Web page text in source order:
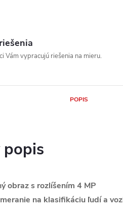
Vám vypracujú riešenia na mieru.
POPIS
obraz s rozlíšením 4 MP
na klasifikáciu ľudí a